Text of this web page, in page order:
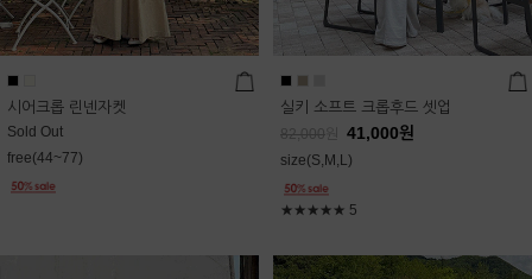
시어크롭 린넨자켓
Sold Out
free(44~77)
실키 소프트 크롭후드 셋업
82,000 41,000원
size(S,M,L)
★★★★★ 5